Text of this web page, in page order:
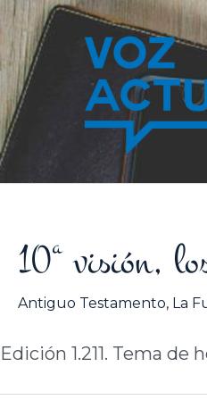
contenido
10ª visión,
Antiguo Testamento, La
Edición 1.211. Tema de